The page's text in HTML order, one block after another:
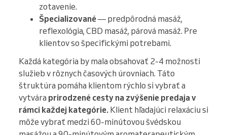
zotavenie.
Špecializované— predpôrodná masáž,
reflexológia, CBD masáž, párová masáž. Pre
klientov so špecifickými potrebami.
Každá kategória by mala obsahovať 2-4 možnosti
služieb v rôznych časových úrovniach. Táto
štruktúra pomáha klientom rýchlo si vybrať a
vytvára prirodzené cesty na zvýšenie predaja v
rámci každej kategórie. Klient hľadajúci relaxáciu si
môže vybrať medzi 60-minútovou švédskou